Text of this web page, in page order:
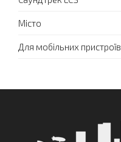
Місто
Для мобільних пристроїв